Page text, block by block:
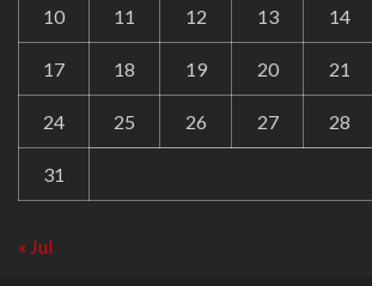
10 11 12 13 14
17 18 19 20 21
24 25 26 27 28
31
« Jul